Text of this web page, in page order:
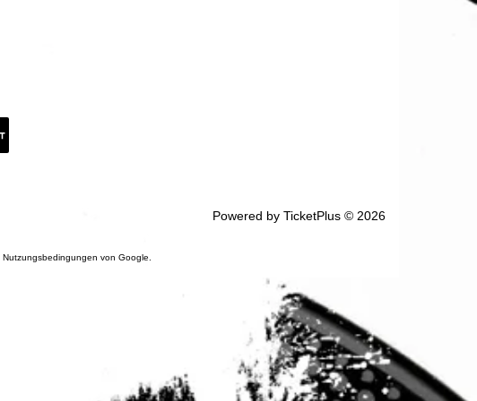
Powered by TicketPlus © 2026
Nutzungsbedingungen von Google.